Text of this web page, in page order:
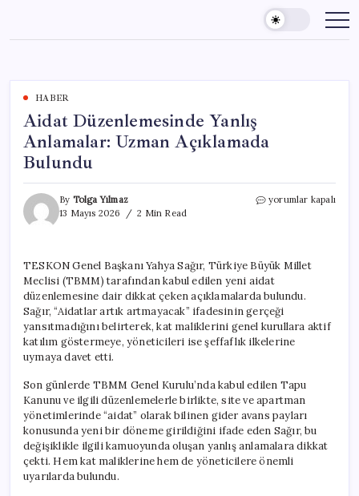
content
HABER
Aidat Düzenlemesinde Yanlış
Anlamalar: Uzman Açıklamada
Bulundu
By Tolga Yılmaz
13 Mayıs 2026
2 Min Read
Aidat
Açıklamada
Bulundu
için
yorumlar kapalı
TESKON Genel Başkanı Yahya Sağır, Türkiye Büyük Millet
Meclisi (TBMM) tarafından kabul edilen yeni aidat
düzenlemesine dair dikkat çeken açıklamalarda bulundu.
Sağır, “Aidatlar artık artmayacak” ifadesinin gerçeği
yansıtmadığını belirterek, kat maliklerini genel kurullara aktif
katılım göstermeye, yöneticileri ise şeffaflık ilkelerine
uymaya davet etti.
Son günlerde TBMM Genel Kurulu’nda kabul edilen Tapu
Kanunu ve ilgili düzenlemelerle birlikte, site ve apartman
yönetimlerinde “aidat” olarak bilinen gider avans payları
konusunda yeni bir döneme girildiğini ifade eden Sağır, bu
değişiklikle ilgili kamuoyunda oluşan yanlış anlamalara dikkat
çekti. Hem kat maliklerine hem de yöneticilere önemli
uyarılarda bulundu.